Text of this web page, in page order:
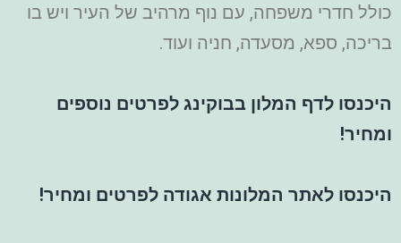
כולל חדרי משפחה, עם נוף מרהיב של העיר ויש בו
בריכה, ספא, מסעדה, חניה ועוד.
היכנסו לדף המלון בבוקינג לפרטים נוספים
ומחיר!
היכנסו לאתר המלונות אגודה לפרטים ומחיר!